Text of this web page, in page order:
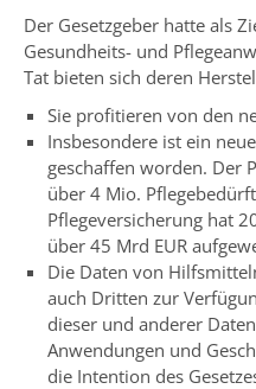
Der Gesetzgeber hatte als
Gesundheits- und
Tat bieten sich deren
Sie profitieren von den
Insbesondere ist ein
geschaffen worden. Der
über 4 Mio.
Pflegeversicherung hat
über 45 Mrd EUR
Die Daten von
auch Dritten zur
dieser und anderer
Anwendungen und
die Intention des